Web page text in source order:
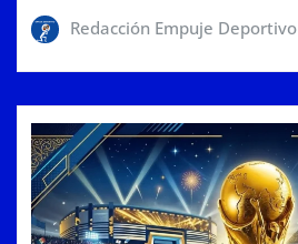
Redacción Empuje Deportivo